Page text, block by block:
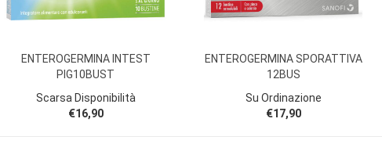
ENTEROGERMINA INTEST
PIG10BUST
Scarsa Disponibilità
€16,90
ENTEROGERMINA SPORATTIVA
12BUS
Su Ordinazione
€17,90